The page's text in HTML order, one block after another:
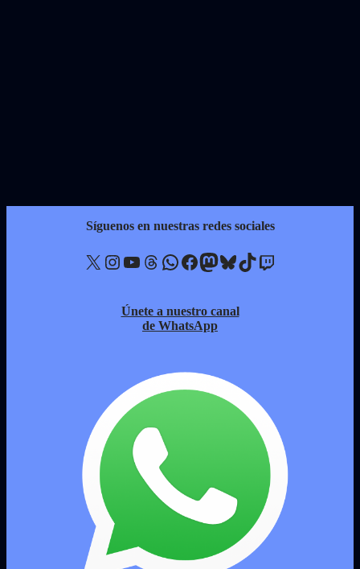
Síguenos en nuestras redes sociales
X Instagram YouTube Threads WhatsApp Facebook Mastodon Bluesky TikTok Twitch
Únete a nuestro canal
de WhatsApp